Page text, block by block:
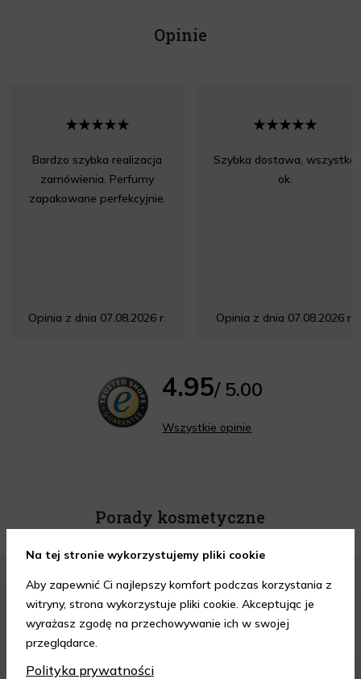
Opinie
Bardzo szybka realizacja
zamówienia. Perfumy
zapakowane perfekcyjnie.
Opinia z dnia 07.08.2026 r.
Szybka dostawa, wszystko
ok.
Opinia z dnia 07.08.2026 r.
4.95/ 5.00
Wszystkie opinie
Porady kosmetyczne
Na tej stronie wykorzystujemy pliki cookie
Aby zapewnić Ci najlepszy komfort podczas korzystania z
witryny, strona wykorzystuje pliki cookie. Akceptując je
wyrażasz zgodę na przechowywanie ich w swojej
przeglądarce.
Polityka prywatności